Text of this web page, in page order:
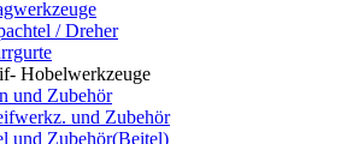
/ Dreher
Hobelwerkzeuge
und Zubehör
und Zubehör
und Zubehör(Beitel)